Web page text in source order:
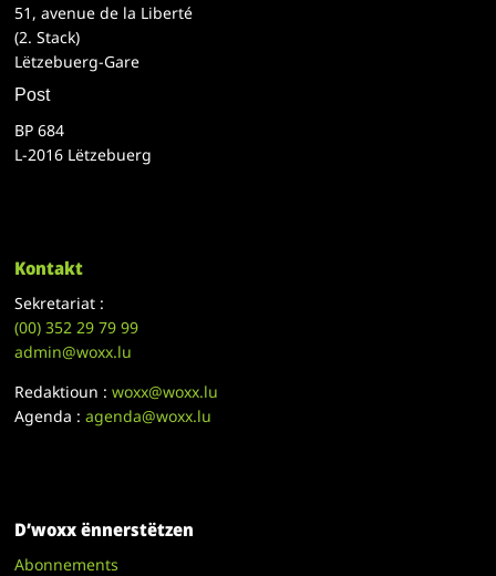
51, avenue de la Liberté
(2. Stack)
Lëtzebuerg-Gare
Post
BP 684
L-2016 Lëtzebuerg
Kontakt
Sekretariat :
(00)352 29 79 99
admin@woxx.lu
Redaktioun :woxx@woxx.lu
Agenda :agenda@woxx.lu
D’woxx ënnerstëtzen
Abonnements